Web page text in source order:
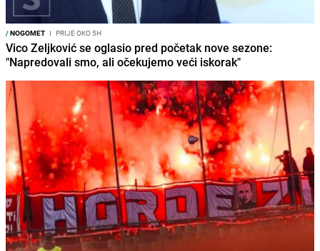
/NOGOMET I PRIJE OKO 5H
Vico Zeljković se oglasio pred početak nove sezone:
"Napredovali smo, ali očekujemo veći iskorak"